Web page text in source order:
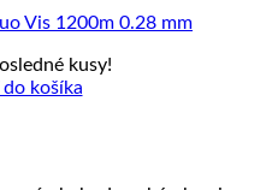
Vis 1200m 0.28 mm
kusy!
košíka